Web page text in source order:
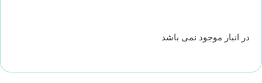
در انبار موجود نمی باشد